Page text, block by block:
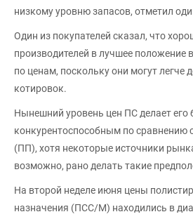
низкому уровню запасов, отметил
Один из покупателей сказал, что
производителей в лучшее положение
по ценам, поскольку они могут легче
котировок.
Нынешний уровень цен ПС делает его
конкурентоспособным по сравнению
(ПП), хотя некоторые источники
возможно, рано делать такие
На второй неделе июня цены
назначения (ПСС/М) находились в